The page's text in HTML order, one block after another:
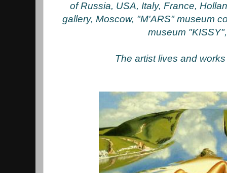
of Russia, USA, Italy, France,
gallery, Moscow, "M'ARS" museum
museum
The artist lives and